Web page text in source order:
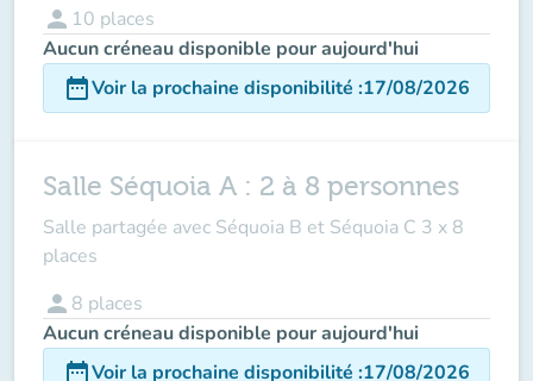
person 10 places
Aucun créneau disponible pour aujourd'hui
date_rangeVoir la prochaine disponibilité :17/08/2026
Salle Séquoia A : 2 à 8 personnes
Salle partagée avec Séquoia B et Séquoia C 3 x 8
places
person 8 places
Aucun créneau disponible pour aujourd'hui
date_rangeVoir la prochaine disponibilité :17/08/2026